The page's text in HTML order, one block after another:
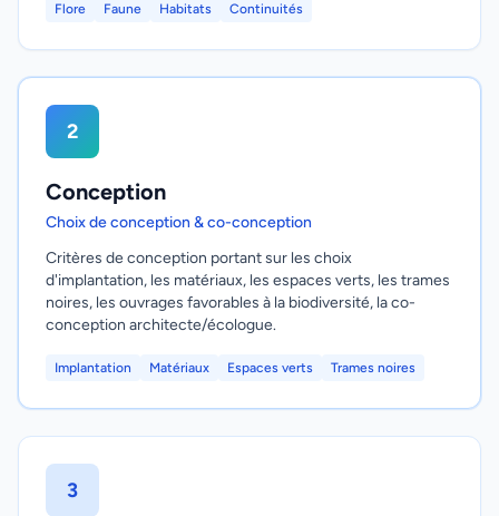
Flore Faune Habitats Continuités
2
Conception
Choix de conception & co-conception
Critères de conception portant sur les choix
d'implantation, les matériaux, les espaces verts, les trames
noires, les ouvrages favorables à la biodiversité, la co-
conception architecte/écologue.
Implantation Matériaux Espaces verts Trames noires
3